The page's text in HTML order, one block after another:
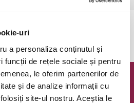
uri
a personaliza conținutul și
funcții de rețele sociale și pentru
le oferim partenerilor de
și de analize informații cu
site-ul nostru. Aceștia le
a expirat.
@ Bilete.ro